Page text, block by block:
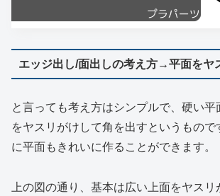
エッジ出し/面出しの考え方→平面をヤ
と言っても考え方はシンプルで、硬い平
をヤスリがけして角を出すというもの
に平面もきれいに作ることができます。
上の図の通り、基本は広い上面をヤス